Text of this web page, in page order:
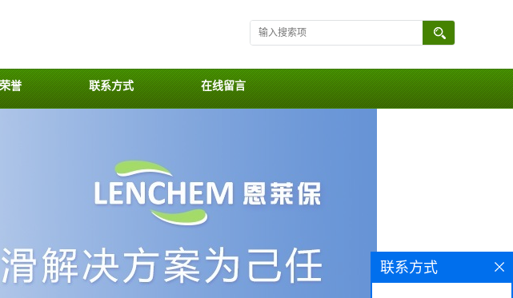
誉 联系方式 在线留言
联系方式